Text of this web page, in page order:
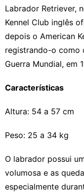
Labrador Retriever,
Kennel Club inglês
depois o American
registrando-o como
Guerra Mundial, em
Características
Altura: 54 a 57 cm
Peso: 25 a 34 kg
O labrador possui
volumosa e as
especialmente